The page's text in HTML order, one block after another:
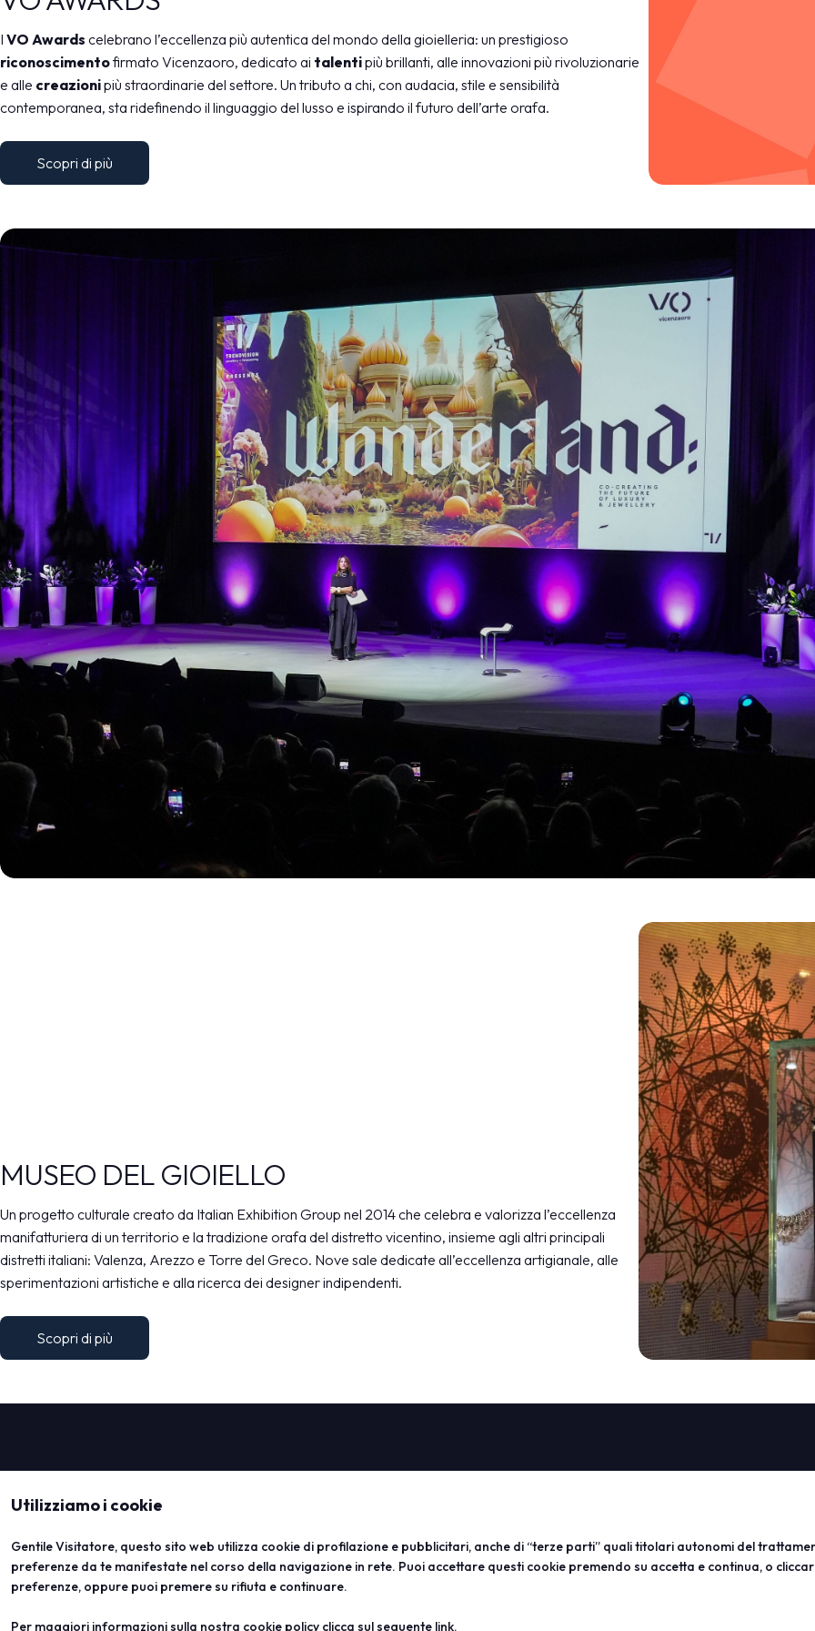
Dove parcheggiare
Punti ristoro
Scopri Vicenza
CATALOGO ESPOSITORI
Espositori Vicenzaoro
Espositori T.GOLD
EVENTI
Progetti speciali
Comunicati e press kit
Accredito stampa
Servizi per i media
Download loghi e foto
THE JEWELLERY AGENDA
Oroarezzo
JGTD in Dubai
SIJE
Summit del Gioello
Valenza Gem Forum
The Vicenza Symposium
VISITA ESPONI
SCOPRI DI PIÙ
I VO Awards celebrano l’eccellenza più autentica del mondo della gioielleria: un prestigioso
riconoscimentofirmato Vicenzaoro, dedicato ai talentipiù brillanti, alle innovazioni più rivoluzionarie
e alle creazionipiù straordinarie del settore. Un tributo a chi, con audacia, stile e sensibilità
contemporanea, sta ridefinendo il linguaggio del lusso e ispirando il futuro dell’arte orafa.
Scopri di più
MUSEO DEL GIOIELLO
Un progetto culturale creato da Italian Exhibition Group nel 2014 che celebra e valorizza l’eccellenza
manifatturiera di un territorio e la tradizione orafa del distretto vicentino, insieme agli altri principali
distretti italiani: Valenza, Arezzo e Torre del Greco. Nove sale dedicate all’eccellenza artigianale, alle
sperimentazioni artistiche e alla ricerca dei designer indipendenti.
Scopri di più
Utilizziamo i cookie
Gentile Visitatore, questo sito web utilizza cookie di profilazione e pubblicitari, anche di “terze parti” quali titolari autonomi del
preferenze da te manifestate nel corso della navigazione in rete. Puoi accettare questi cookie premendo su accetta e continua, o
preferenze, oppure puoi premere su rifiuta e continuare.
Per maggiori informazioni sulla nostra cookie policy clicca sul seguente link.
VO Vintage
Aree espositive
Contatti
FAQ
Area riservata
Area